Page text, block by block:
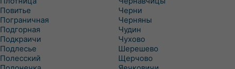
Повитье
Пограничная
Подгорная
Подкраичи
Подлесье
Полесский
Черни
Черняны
Чудин
Чухово
Шерешево
Щерчово